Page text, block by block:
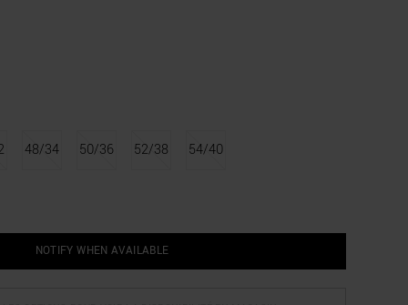
48/34 50/36 52/38 54/40
NOTIFY WHEN AVAILABLE